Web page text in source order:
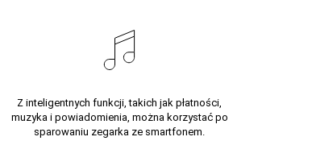
Z inteligentnych funkcji, takich jak płatności,
muzyka i powiadomienia, można korzystać po
sparowaniu zegarka ze smartfonem.